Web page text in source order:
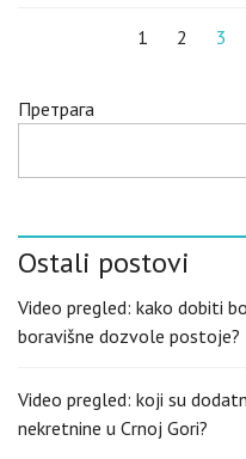
1 2 3
Претрага
Ostali postovi
Video pregled: kako dobiti
boravišne dozvole postoje?
Video pregled: koji su
nekretnine u Crnoj Gori?